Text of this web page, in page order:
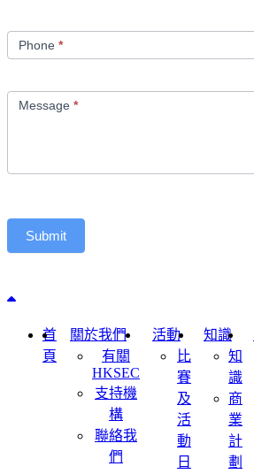
Phone *
Message *
Submit
Back to top
首
頁
關於我們
有關
HKSEC
支持機
構
聯絡我
們
活動
比
賽
及
活
動
日
知識
知
識
商
業
計
劃